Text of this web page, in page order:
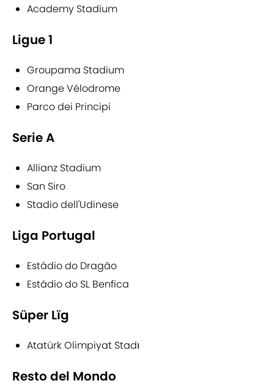
Academy Stadium
Ligue 1
Groupama Stadium
Orange Vélodrome
Parco dei Principi
Serie A
Allianz Stadium
San Siro
Stadio dell'Udinese
Liga Portugal
Estádio do Dragão
Estádio do SL Benfica
Süper Lïg
Atatürk Olimpiyat Stadı
Resto del Mondo